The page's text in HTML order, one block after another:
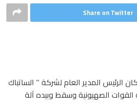
Share on Twitter
الرئيس المدير العام لشركة ‘’ الساتباك
الصهيونية وسقط وبيده آلة